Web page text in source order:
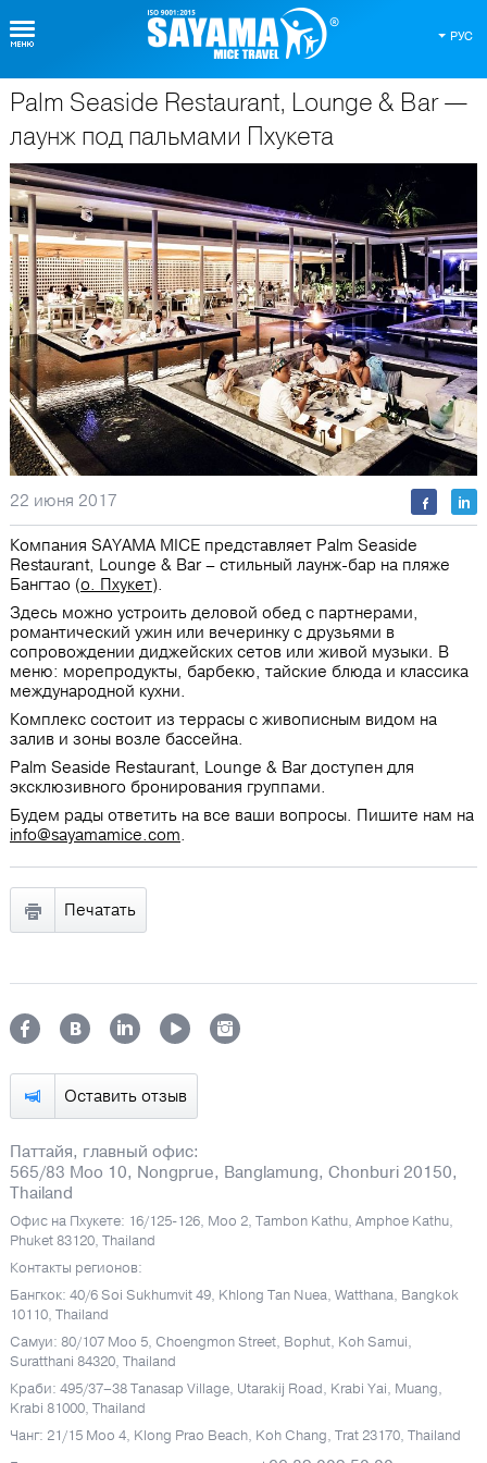
РУС
О Таиланде
Оставить отзыв
Паттайя, главный офис:
565/83 Moo 10, Nongprue, Banglamung, Chonburi 20150,
Thailand
Офис на Пхукете: 16/125-126, Moo 2, Tambon Kathu, Amphoe Kathu,
Phuket 83120, Thailand
Контакты регионов:
Бангкок: 40/6 Soi Sukhumvit 49, Khlong Tan Nuea, Watthana, Bangkok
10110, Thailand
Самуи: 80/107 Moo 5, Choengmon Street, Bophut, Koh Samui,
Suratthani 84320, Thailand
Краби: 495/37–38 Tanasap Village, Utarakij Road, Krabi Yai, Muang,
Krabi 81000, Thailand
Чанг: 21/15 Moo 4, Klong Prao Beach, Koh Chang, Trat 23170, Thailand
Palm Seaside Restaurant, Lounge & Bar —
лаунж под пальмами Пхукета
22 июня 2017
Компания SAYAMA MICE представляет Palm Seaside
Restaurant, Lounge & Bar – стильный лаунж-бар на пляже
Бангтао (о. Пхукет).
Здесь можно устроить деловой обед с партнерами,
романтический ужин или вечеринку с друзьями в
сопровождении диджейских сетов или живой музыки. В
меню: морепродукты, барбекю, тайские блюда и классика
международной кухни.
Комплекс состоит из террасы с живописным видом на
залив и зоны возле бассейна.
Palm Seaside Restaurant, Lounge & Bar доступен для
эксклюзивного бронирования группами.
Будем рады ответить на все ваши вопросы. Пишите нам на
info@sayamamice.com.
Печатать